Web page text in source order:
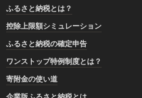
ふるさと納税とは？
控除上限額シミュレーション
ふるさと納税の確定申告
ワンストップ特例制度とは？
寄附金の使い道